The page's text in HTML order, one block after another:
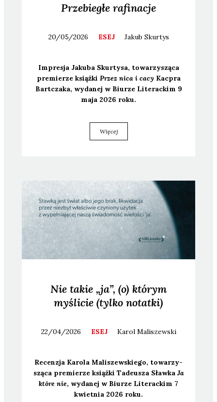
Przebiegłe rafinacje
20/05/2026 ESEJ Jakub Skurtys
Impre­sja Jaku­ba Skur­ty­sa, towa­rzy­szą­ca
pre­mie­rze książ­ki Przez nica i cacyKac­pra
Bart­cza­ka, wyda­nej w Biu­rze Lite­rac­kim 9
maja 2026 roku.
Więcej
Nie takie „ja”, (o) którym
myślicie (tylko notatki)
22/04/2026 ESEJ Karol Maliszewski
Recen­zja Karo­la Mali­szew­skie­go, towa­rzy­
szą­ca pre­mie­rze książ­ki Tade­usza Sław­kaJa
któ­re nie, wyda­nej w Biu­rze Lite­rac­kim 7
kwiet­nia 2026 roku.